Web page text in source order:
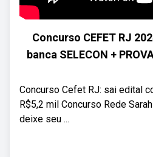
Concurso CEFET RJ
banca SELECON +
Concurso Cefet RJ: sai edital
R$5,2 mil Concurso Rede
deixe seu ...